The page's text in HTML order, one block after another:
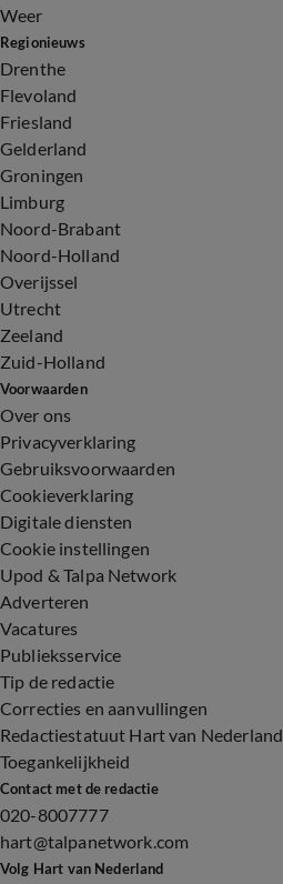
Weer
Regionieuws
Drenthe
Flevoland
Friesland
Gelderland
Groningen
Limburg
Noord-Brabant
Noord-Holland
Overijssel
Utrecht
Zeeland
Zuid-Holland
Voorwaarden
Over ons
Privacyverklaring
Gebruiksvoorwaarden
Cookieverklaring
Digitale diensten
Cookie instellingen
Upod & Talpa Network
Adverteren
Vacatures
Publieksservice
Tip de redactie
Correcties en aanvullingen
Redactiestatuut Hart van Nederland
Toegankelijkheid
Contact met de redactie
020-8007777
hart@talpanetwork.com
Volg Hart van Nederland